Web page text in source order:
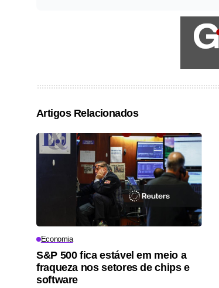
Artigos Relacionados
Economia
S&P 500 fica estável em meio a
fraqueza nos setores de chips e
software